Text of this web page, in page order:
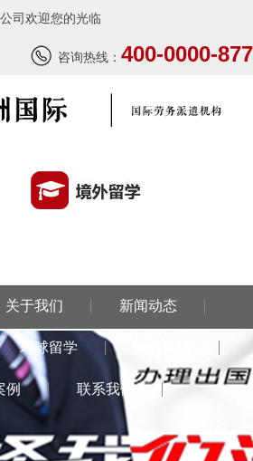
司欢迎您的光临
咨询热线： 400-0000-877
关于我们 新闻动态
环球留学
例 联系我们